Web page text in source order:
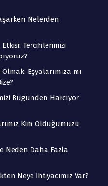
Nelerden
Tercihlerimizi
Eşyalarımıza mı
Bugünden Harcıyor
Kim Olduğumuzu
Neden Daha Fazla
Neye İhtiyacımız Var?